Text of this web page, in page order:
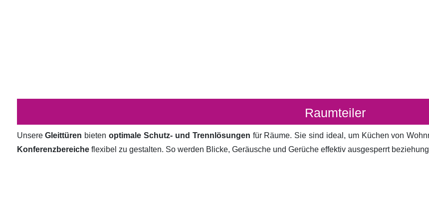
Raumteiler
UnsereGleittüren bietenoptimale Schutz- und Trennlösungen für Räume. Sie sind ideal, um Küchen von
Konferenzbereiche flexibel zu gestalten. So werden Blicke, Geräusche und Gerüche effektiv ausgesperrt